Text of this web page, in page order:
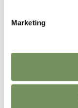
Marketing